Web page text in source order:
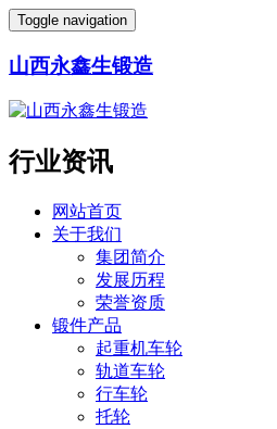
Toggle navigation
山西永鑫生锻造
行业资讯
网站首页
关于我们
集团简介
发展历程
荣誉资质
锻件产品
起重机车轮
轨道车轮
行车轮
托轮